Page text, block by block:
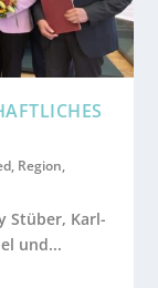
, Region,
Stüber, Karl-
und...